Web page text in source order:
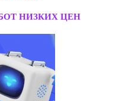
НИЗКИХ ЦЕН